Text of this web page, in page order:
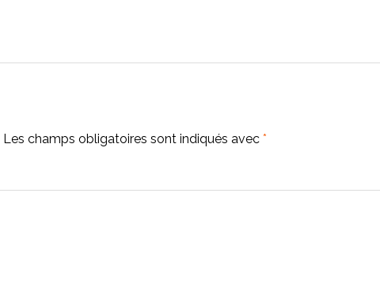
Les champs obligatoires sont indiqués avec*